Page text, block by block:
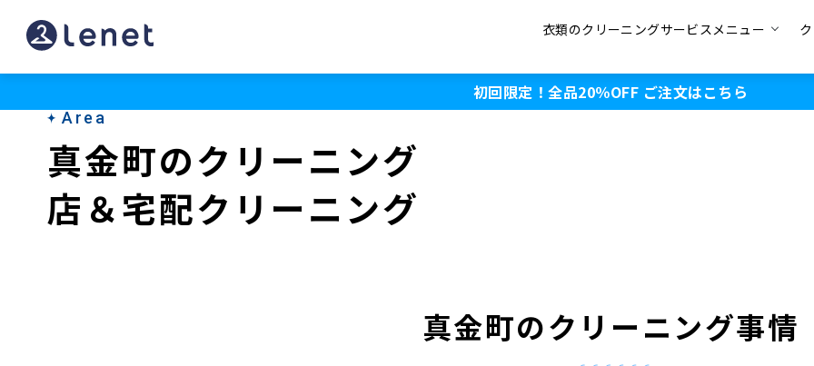
真
金
衣類のクリーニングサービスメニュー
初回限定！全品20％OFF ご注文はこちら
Area
真金町のクリーニング
店＆宅配クリーニング
真金町のクリーニング事情